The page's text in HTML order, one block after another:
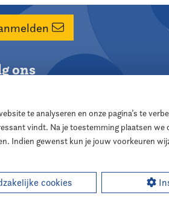
ons
XD designers
te analyseren en onze pagina’s te
vindt. Na je toestemming plaatsen we
Indien gewenst kun je jouw voorkeuren
cookies